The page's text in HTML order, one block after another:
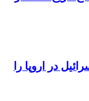
در اروپا را